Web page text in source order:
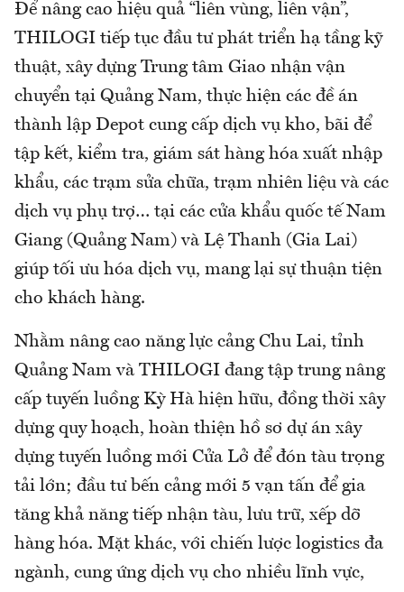
Để nâng cao hiệu quả “liên vùng, liên vận”,
THILOGI tiếp tục đầu tư phát triển hạ tầng kỹ
thuật, xây dựng Trung tâm Giao nhận vận
chuyển tại Quảng Nam, thực hiện các đề án
thành lập Depot cung cấp dịch vụ kho, bãi để
tập kết, kiểm tra, giám sát hàng hóa xuất nhập
khẩu, các trạm sửa chữa, trạm nhiên liệu và các
dịch vụ phụ trợ… tại các cửa khẩu quốc tế Nam
Giang (Quảng Nam) và Lệ Thanh (Gia Lai)
giúp tối ưu hóa dịch vụ, mang lại sự thuận tiện
cho khách hàng.
Nhằm nâng cao năng lực cảng Chu Lai, tỉnh
Quảng Nam và THILOGI đang tập trung nâng
cấp tuyến luồng Kỳ Hà hiện hữu, đồng thời xây
dựng quy hoạch, hoàn thiện hồ sơ dự án xây
dựng tuyến luồng mới Cửa Lở để đón tàu trọng
tải lớn; đầu tư bến cảng mới 5 vạn tấn để gia
tăng khả năng tiếp nhận tàu, lưu trữ, xếp dỡ
hàng hóa. Mặt khác, với chiến lược logistics đa
ngành, cung ứng dịch vụ cho nhiều lĩnh vực,